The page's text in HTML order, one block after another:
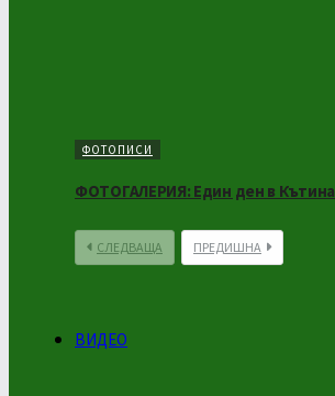
ФОТОПИСИ
ФОТОГАЛЕРИЯ: Един ден в Кътина
СЛЕДВАЩА ПРЕДИШНА
ВИДЕО